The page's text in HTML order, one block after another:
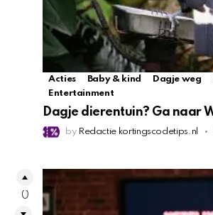
Acties Baby & kind Dagje weg
Entertainment
Dagje dierentuin? Ga naar
by Redactie kortingscodetips.nl
0